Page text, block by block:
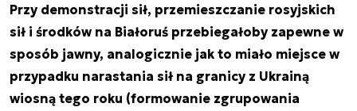
Przy demonstracji sił, przemieszczanie rosyjskich
sił i środków na Białoruś przebiegałoby zapewne w
sposób jawny, analogicznie jak to miało miejsce w
przypadku narastania sił na granicy z Ukrainą
wiosną tego roku (formowanie zgrupowania